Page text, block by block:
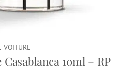
VOITURE
10ml – RP